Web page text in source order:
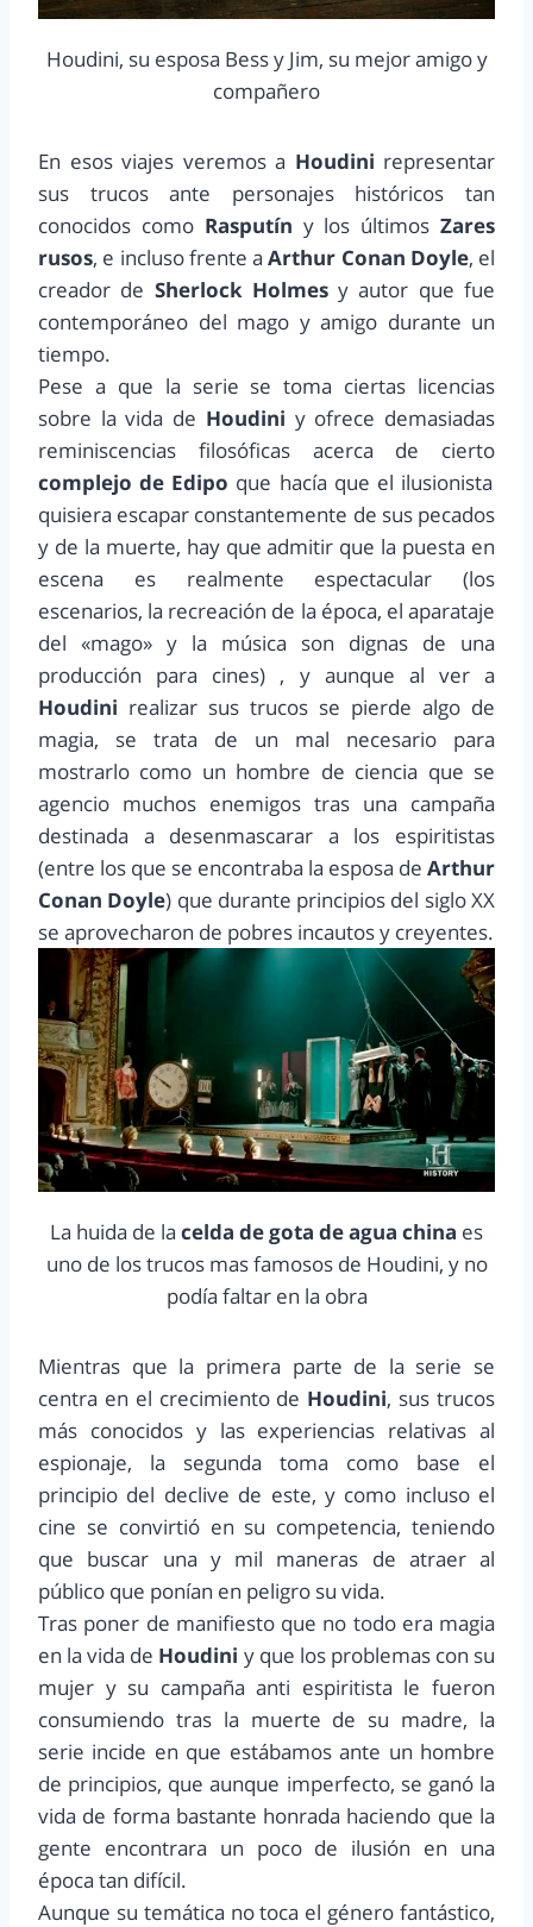
Houdini, su esposa Bess y Jim, su mejor amigo y
compañero
En esos viajes veremos a Houdini representar
sus trucos ante personajes históricos tan
conocidos como Rasputín y los últimos Zares
rusos, e incluso frente a Arthur Conan Doyle, el
creador de Sherlock Holmesy autor que fue
contemporáneo del mago y amigo durante un
tiempo.
Pese a que la serie se toma ciertas licencias
sobre la vida de Houdini y ofrece demasiadas
reminiscencias filosóficas acerca de cierto
complejo de Edipo que hacía que el ilusionista
quisiera escapar constantemente de sus pecados
y de la muerte, hay que admitir que la puesta en
escena es realmente espectacular (los
escenarios, la recreación de la época, el aparataje
del «mago» y la música son dignas de una
producción para cines) , y aunque al ver a
Houdini realizar sus trucos se pierde algo de
magia, se trata de un mal necesario para
mostrarlo como un hombre de ciencia que se
agencio muchos enemigos tras una campaña
destinada a desenmascarar a los espiritistas
(entre los que se encontraba la esposa de Arthur
Conan Doyle) que durante principios del siglo XX
se aprovecharon de pobres incautos y creyentes.
La huida de la celda de gota de agua china es
uno de los trucos mas famosos de Houdini, y no
podía faltar en la obra
Mientras que la primera parte de la serie se
centra en el crecimiento de Houdini, sus trucos
más conocidos y las experiencias relativas al
espionaje, la segunda toma como base el
principio del declive de este, y como incluso el
cine se convirtió en su competencia, teniendo
que buscar una y mil maneras de atraer al
público que ponían en peligro su vida.
Tras poner de manifiesto que no todo era magia
en la vida de Houdini y que los problemas con su
mujer y su campaña anti espiritista le fueron
consumiendo tras la muerte de su madre, la
serie incide en que estábamos ante un hombre
de principios, que aunque imperfecto, se ganó la
vida de forma bastante honrada haciendo que la
gente encontrara un poco de ilusión en una
época tan difícil.
Aunque su temática no toca el género fantástico,